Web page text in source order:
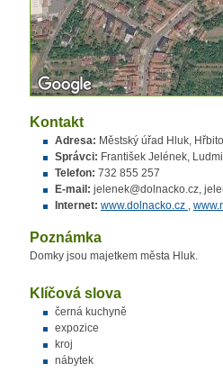
Kontakt
Adresa: Městský úřad Hluk,
Správci: František Jelének,
Telefon: 732 855 257
E-mail: jelenek@dolnacko.cz,
Internet: www.dolnacko.cz ,
Poznámka
Domky jsou majetkem města Hluk.
Klíčová slova
černá kuchyně
expozice
kroj
nábytek